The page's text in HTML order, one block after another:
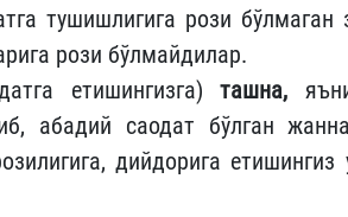
тушишлигига рози бўлмаган
рози бўлмайдилар.
етишингизга) ташна,
абадий саодат бўлган
дийдорига